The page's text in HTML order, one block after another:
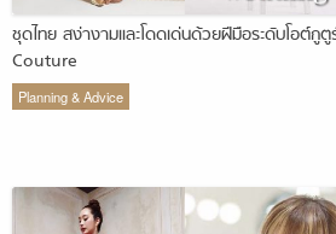
ชุดไทย สง่างามและโดดเด่นด้วยฝีมือระดับโอต์กู
Couture
Planning & Advice